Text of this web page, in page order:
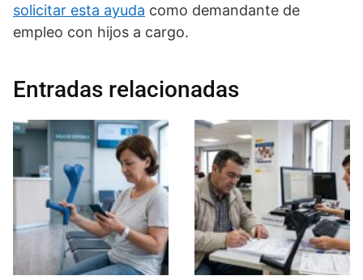
solicitar esta ayuda como demandante de
empleo con hijos a cargo.
Entradas relacionadas